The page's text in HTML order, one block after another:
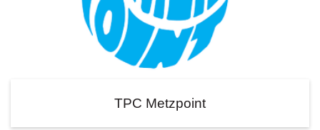
TPC Metzpoint